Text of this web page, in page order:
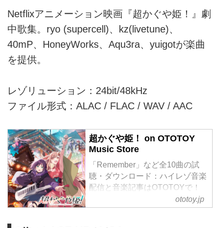
Netflixアニメーション映画『超かぐや姫！』劇
中歌集。ryo (supercell)、kz(livetune)、
40mP、HoneyWorks、Aqu3ra、yuigotが楽曲
を提供。
レゾリューション：24bit/48kHz
ファイル形式：ALAC / FLAC / WAV / AAC
超かぐや姫！ on OTOTOY
Music Store
「Remember」など全10曲の試
聴・ダウンロード：ハイレゾ音楽
配信と音楽記事はOTOTOYで！
Netflixアニメーション映画『超か
ぐや姫！』劇中歌集。ryo
ototoy.jp